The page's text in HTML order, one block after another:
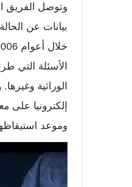
وتوصل الفريق
الأسئلة التي
الوراثية
إلكترونيا
وموعد